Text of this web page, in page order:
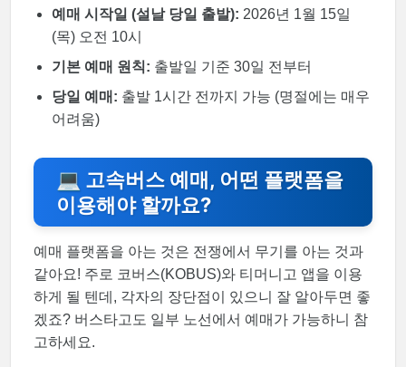
예매 시작일 (설날 당일 출발): 2026년 1월 15일
(목) 오전 10시
기본 예매 원칙: 출발일 기준 30일 전부터
당일 예매: 출발 1시간 전까지 가능 (명절에는 매우
어려움)
💻 고속버스 예매, 어떤 플랫폼을
이용해야 할까요?
예매 플랫폼을 아는 것은 전쟁에서 무기를 아는 것과
같아요! 주로 코버스(KOBUS)와 티머니고 앱을 이용
하게 될 텐데, 각자의 장단점이 있으니 잘 알아두면 좋
겠죠? 버스타고도 일부 노선에서 예매가 가능하니 참
고하세요.